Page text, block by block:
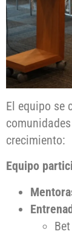
El equipo se
crecimiento:
Equipo